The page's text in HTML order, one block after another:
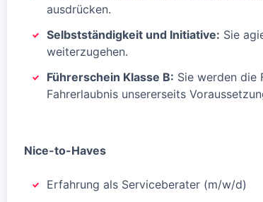
ausdrücken.
Selbstständigkeit und Initiative: Sie
weiterzugehen.
Führerschein Klasse B: Sie werden die
Fahrerlaubnis unsererseits
Nice-to-Haves
Erfahrung als Serviceberater (m/w/d)